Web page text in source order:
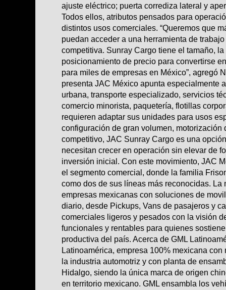
ajuste eléctrico; puerta corrediza lateral y
Todos ellos, atributos pensados para
distintos usos comerciales. “Queremos que
puedan acceder a una herramienta de
competitiva. Sunray Cargo tiene el tamaño,
posicionamiento de precio para convertirse
para miles de empresas en México”, agregó
presenta JAC México apunta especialmente
urbana, transporte especializado, servicios
comercio minorista, paquetería, flotillas
requieren adaptar sus unidades para usos
configuración de gran volumen, motorización
competitivo, JAC Sunray Cargo es una
necesitan crecer en operación sin elevar de
inversión inicial. Con este movimiento, JAC
el segmento comercial, donde la familia
como dos de sus líneas más reconocidas. La
empresas mexicanas con soluciones de
diario, desde Pickups, Vans de pasajeros y
comerciales ligeros y pesados con la visión
funcionales y rentables para quienes
productiva del país. Acerca de GML
Latinoamérica, empresa 100% mexicana
la industria automotriz y con planta de
Hidalgo, siendo la única marca de origen
en territorio mexicano. GML ensambla los